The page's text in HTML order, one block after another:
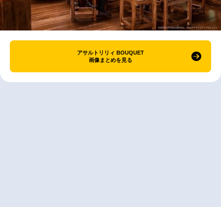
アサルトリリィ BOUQUET
画像まとめを見る